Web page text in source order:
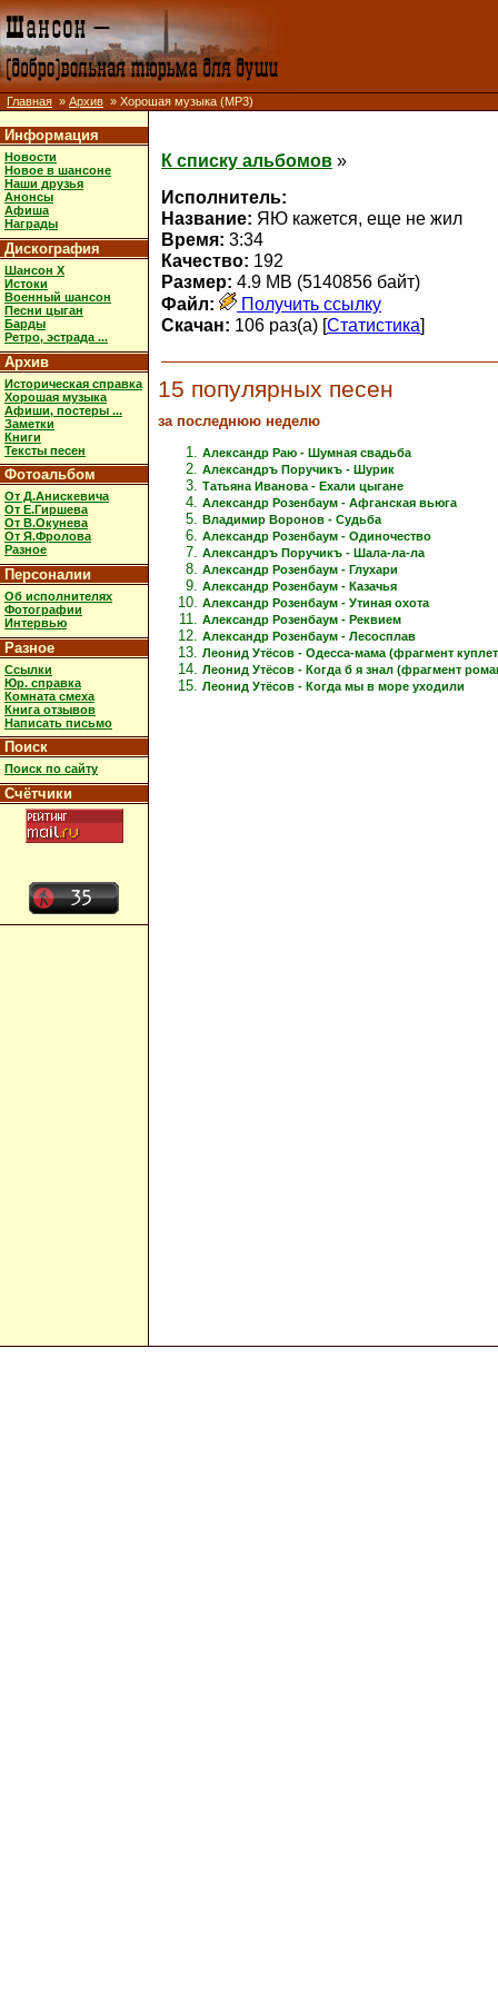
Главная » Архив » Хорошая музыка (MP3)
Информация
Новости
Новое в шансоне
Наши друзья
Анонсы
Афиша
Награды
Дискография
Шансон X
Истоки
Военный шансон
Песни цыган
Барды
Ретро, эстрада ...
Архив
Историческая справка
Хорошая музыка
Афиши, постеры ...
Заметки
Книги
Тексты песен
Фотоальбом
От Д.Анискевича
От Е.Гиршева
От В.Окунева
От Я.Фролова
Разное
Персоналии
Об исполнителях
Фотографии
Интервью
Разное
Ссылки
Юр. справка
Комната смеха
Книга отзывов
Написать письмо
Поиск
Поиск по сайту
Счётчики
К списку альбомов »
Исполнитель:
Название: ЯЮ кажется, еще не жил
Время: 3:34
Качество: 192
Размер: 4.9 MB (5140856 байт)
Файл:
Получить ссылку
Скачан: 106 раз(а) [Статистика]
15 популярных песен
за последнюю неделю
Александр Раю - Шумная свадьба
Александръ Поручикъ - Шурик
Татьяна Иванова - Ехали цыгане
Александр Розенбаум - Афганская вьюга
Владимир Воронов - Судьба
Александр Розенбаум - Одиночество
Александръ Поручикъ - Шала-ла-ла
Александр Розенбаум - Глухари
Александр Розенбаум - Казачья
Александр Розенбаум - Утиная охота
Александр Розенбаум - Реквием
Александр Розенбаум - Лесосплав
Леонид Утёсов - Одесса-мама (фрагмент
Леонид Утёсов - Когда б я знал (фрагмент
Леонид Утёсов - Когда мы в море уходили